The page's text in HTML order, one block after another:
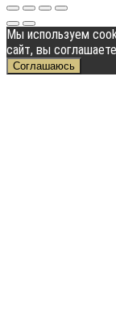
Мы используем
сайт, вы
Соглашаюсь